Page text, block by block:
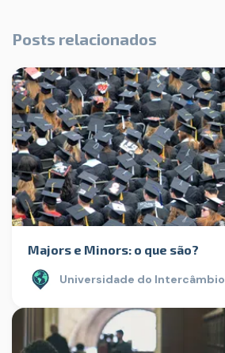
Posts relacionados
Majors e Minors: o que são?
Universidade do Intercâmbio